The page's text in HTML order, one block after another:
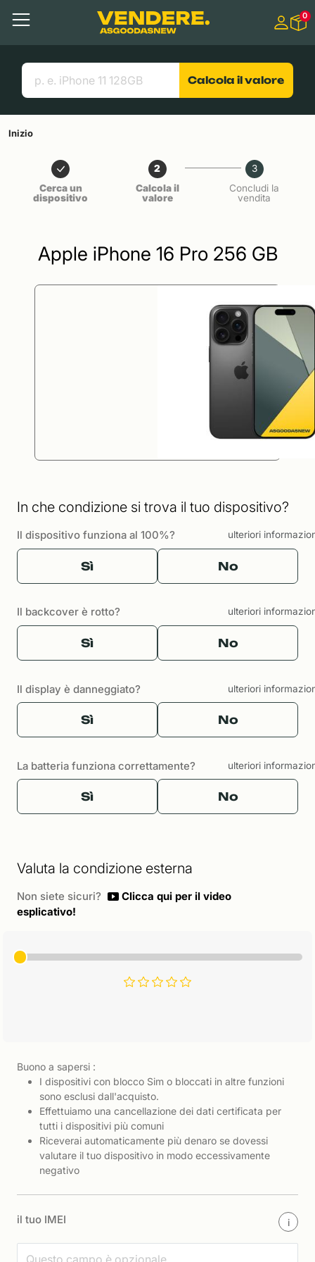
Contenuto principale
Menu
Cerca
Link utili
0
Calcola il valore
Inizio
Cerca un
dispositivo
2
Calcola il
valore
3
Concludi la
vendita
Apple iPhone 16 Pro 256 GB
In che condizione si trova il tuo dispositivo?
Il dispositivo funziona al 100%? ulteriori
Sì No
Il backcover è rotto? ulteriori
Sì No
Il display è danneggiato? ulteriori
Sì No
La batteria funziona correttamente? ulteriori
Sì No
Valuta la condizione esterna
Non siete sicuri?
Clicca qui per il video
esplicativo!
Buono a sapersi :
I dispositivi con blocco Sim o bloccati in altre funzioni
sono esclusi dall'acquisto.
Effettuiamo una cancellazione dei dati certificata per
tutti i dispositivi più comuni
Riceverai automaticamente più denaro se dovessi
valutare il tuo dispositivo in modo eccessivamente
negativo
il tuo IMEI i